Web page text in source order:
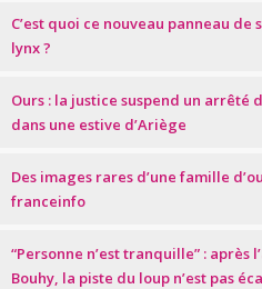
C’est quoi ce nouveau panneau
lynx ?
Ours : la justice suspend un arrêté
dans une estive d’Ariège
Des images rares d’une famille
franceinfo
“Personne n’est tranquille” : après
Bouhy, la piste du loup n’est pas